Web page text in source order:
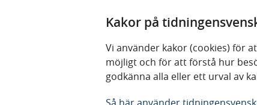
Kakor på
Vi använder kakor (cookies) för
möjligt och för att förstå hur
godkänna alla eller ett urval av